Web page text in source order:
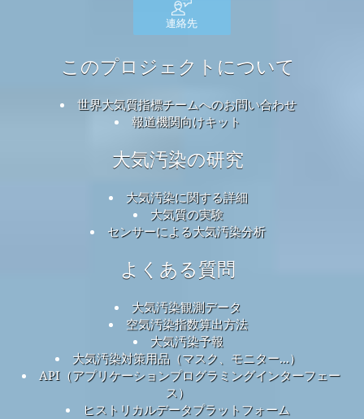
連絡先
このプロジェクトについて
世界大気質指標チームへのお問い合わせ
報道機関向けキット
大気汚染の研究
大気汚染に関する詳細
大気質の実験
センサーによる大気汚染分析
よくある質問
大気汚染観測データ
空気汚染指数算出方法
大気汚染予報
大気汚染対策用品（マスク、モニター...）
API（アプリケーションプログラミングインターフェー
ス）
ヒストリカルデータプラットフォーム